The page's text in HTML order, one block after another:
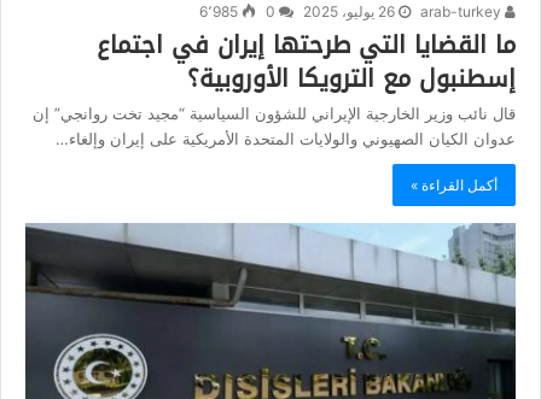
26 يوليو، 2025 6٬985
ما القضايا التي طرحتها إيران في اجتماع
إسطنبول مع الترويكا الأوروبية؟
قال نائب وزير الخارجية الإيراني للشؤون السياسية “مجيد تخت روانجي” إن
عدوان الکیان الصهيوني والولایات المتحدة الأمريكية على إيران وإلغاء…
أكمل القراءة »